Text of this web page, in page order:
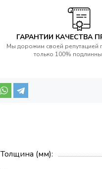
ГАРАНТИИ КАЧЕСТВА
Мы дорожим своей репутацией
только 100%
Толщина (мм)